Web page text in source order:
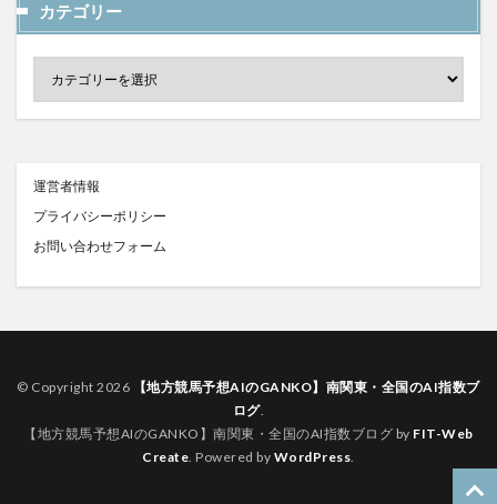
カテゴリー
運営者情報
プライバシーポリシー
お問い合わせフォーム
© Copyright 2026
【地方競馬予想AIのGANKO】南関東・全国のAI指数ブ
ログ.
【地方競馬予想AIのGANKO】南関東・全国のAI指数ブログ by FIT-Web
Create. Powered by WordPress.